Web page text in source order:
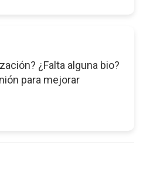
¿Falta alguna bio?
para mejorar